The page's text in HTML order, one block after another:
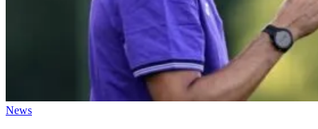
News